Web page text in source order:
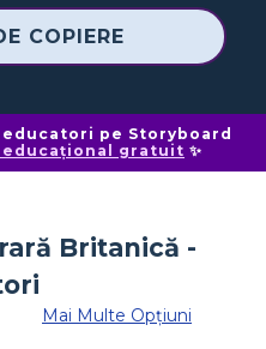
COPIERE
pe Storyboard
educațional gratuit ✨
Mai Multe Opțiuni